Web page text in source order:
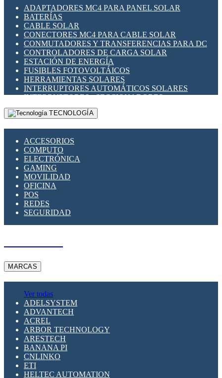
ADAPTADORES MC4 PARA PANEL SOLAR
BATERÍAS
CABLE SOLAR
CONECTORES MC4 PARA CABLE SOLAR
CONMUTADORES Y TRANSFERENCIAS PARA DC
CONTROLADORES DE CARGA SOLAR
ESTACIÓN DE ENERGÍA
FUSIBLES FOTOVOLTÁICOS
HERRAMIENTAS SOLARES
INTERRUPTORES AUTOMÁTICOS SOLARES
INTERRUPTORES - SECCIONADORES
FOTOVOLTÁICOS
MONTAJE PANEL SOLAR
SUPRESOR DE TRANSIENTES SPDS PARA
APLICACIONES FOTOVOLTAICAS
TECNOLOGÍA
ACCESORIOS
COMPUTO
ELECTRÓNICA
GAMING
MOVILIDAD
OFICINA
POS
REDES
SEGURIDAD
MARCAS
Ver todas
ADELSYSTEM
ADVANTECH
ACREL
ARBOR TECHNOLOGY
ARESTECH
BANANA PI
CNLINKO
ETI
HELTEC AUTOMATION